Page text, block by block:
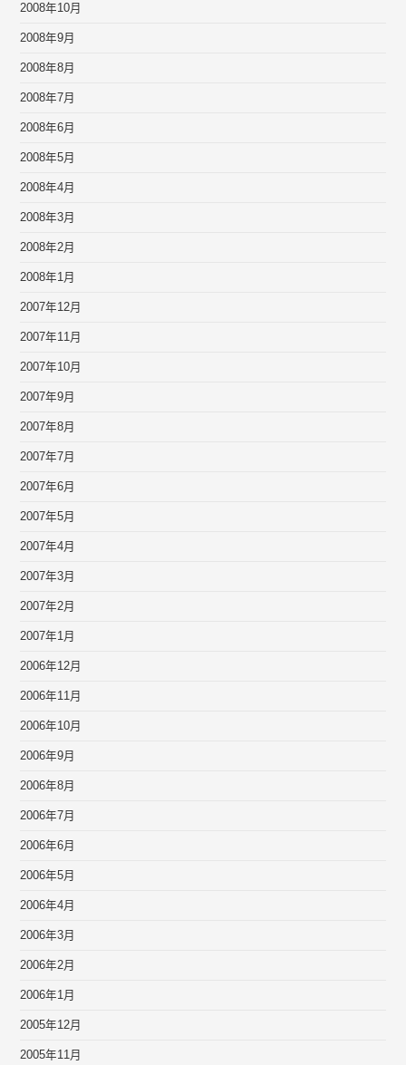
2008年10月
2008年9月
2008年8月
2008年7月
2008年6月
2008年5月
2008年4月
2008年3月
2008年2月
2008年1月
2007年12月
2007年11月
2007年10月
2007年9月
2007年8月
2007年7月
2007年6月
2007年5月
2007年4月
2007年3月
2007年2月
2007年1月
2006年12月
2006年11月
2006年10月
2006年9月
2006年8月
2006年7月
2006年6月
2006年5月
2006年4月
2006年3月
2006年2月
2006年1月
2005年12月
2005年11月